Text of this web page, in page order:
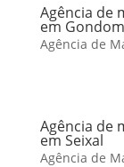
Agência de
em
Agência de
Agência de
em Seixal
Agência de